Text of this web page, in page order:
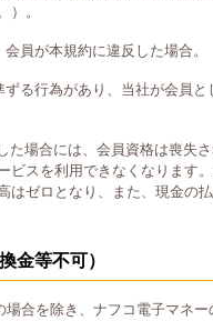
）。
会員が本規約に違反した場合。
ずる行為があり、当社が会員
た場合には、会員資格は喪失
ビスを利用できなくなります
はゼロとなり、また、現金の
金等不可）
場合を除き、ナフコ電子マネー